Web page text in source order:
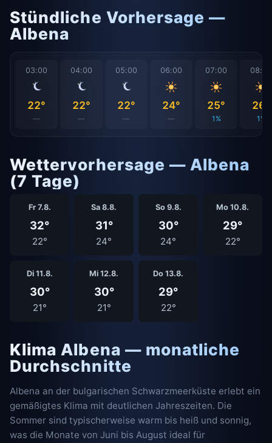
Stündliche Vorhersage —
Albena
03:00
22°
—
04:00
22°
—
05:00
22°
—
06:00
24°
—
07:00
25°
1%
08:00
26°
1%
Wettervorhersage — Albena
(7 Tage)
Fr 7.8.
32°
22°
Sa 8.8.
31°
24°
So 9.8.
30°
24°
Mo 10.8.
29°
22°
Di 11.8.
30°
21°
Mi 12.8.
30°
21°
Do 13.8.
29°
22°
Klima Albena — monatliche
Durchschnitte
Albena an der bulgarischen Schwarzmeerküste erlebt ein
gemäßigtes Klima mit deutlichen Jahreszeiten. Die
Sommer sind typischerweise warm bis heiß und sonnig,
was die Monate von Juni bis August ideal für